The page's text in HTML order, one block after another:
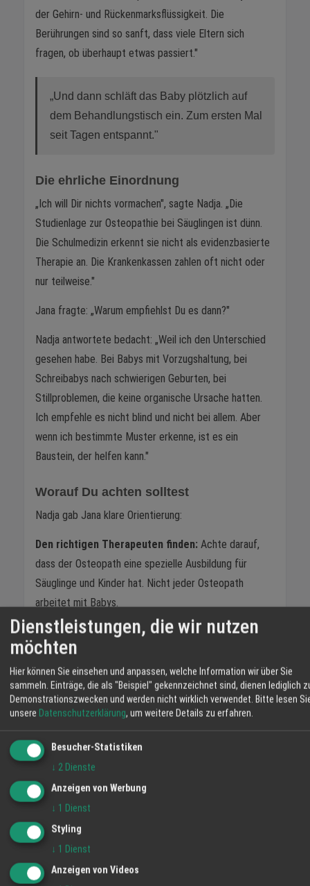
der Gehirn- und Rückenmarksflüssigkeit. Die
Berührungen sind so sanft, dass viele Eltern sich
fragen, ob überhaupt etwas passiert."
„Und dann schläft das Baby plötzlich auf
dem Behandlungstisch ein. Zum ersten Mal
seit Tagen entspannt."
Die ehrliche Einordnung
„Ich will Dir nichts vormachen", sagte Nadja. „Die
Studienlage zur Osteopathie bei Säuglingen ist dünn.
Die Schulmedizin erkennt sie nicht als evidenzbasierte
Therapie an. Die Krankenkassen zahlen oft nicht oder
nur teilweise."
Jana fragte: „Warum empfiehlst Du es dann?"
Nadja antwortete bedacht: „Weil ich den Unterschied
gesehen habe. Bei Babys mit Vorzugshaltung, bei
Schreibabys nach schwierigen Geburten, bei
Stillproblemen, die keine organische Ursache hatten.
Ich empfehle es nicht blind und nicht bei allem. Aber
wenn ich bestimmte Muster erkenne, ist es ein
Baustein, der helfen kann."
Worauf Du achten solltest
Nadja gab Jana klare Orientierung:
Den richtigen Therapeuten finden: Achte darauf,
dass der Osteopath eine spezielle Ausbildung für
Säuglinge und Kinder hat. Nicht jeder Osteopath
arbeitet mit Babys.
Realistische Erwartungen:Eine einzelne Sitzung löst
selten alle Probleme. Aber oft zeigen sich nach zwei
bis drei Behandlungen deutliche Veränderungen.
Ergänzung, kein Ersatz:Osteopathie ersetzt keinen
Kinderarzt. Sie ergänzt die medizinische Betreuung.
Finns Geschichte
Jana ging mit Finn zum Osteopathen. Zwei Sitzungen,
jeweils dreissig Minuten. Keine Wunder, keine Magie.
den Kopf jetzt nach beiden Seiten. Und er trinkt links."
„Siehst Du. Manchmal braucht es nur
Dienstleistungen, die wir nutzen
möchten
Hier können Sie einsehen und anpassen, welche Information wir über Sie
sammeln. Einträge, die als "Beispiel" gekennzeichnet sind, dienen lediglich
Demonstrationszwecken und werden nicht wirklich verwendet. Bitte lesen
unsere Datenschutzerklärung, um weitere Details zu erfahren.
Besucher-Statistiken
↓ 2 Dienste
Anzeigen von Werbung
↓ 1 Dienst
Styling
↓ 1 Dienst
Anzeigen von Videos